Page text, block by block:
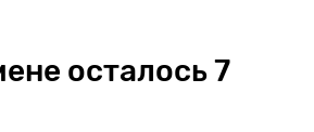
осталось 7